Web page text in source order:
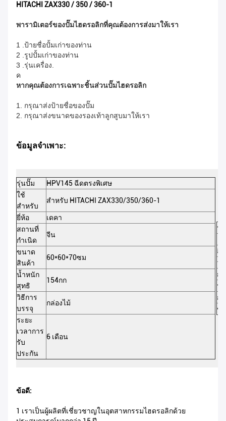
HITACHI ZAX330 / 350 / 360-1
พารามิเตอร์ของปั๊มไฮดรอลิกที่คุณต้องการส่งมาให้เรา
1 .ป้ายชื่อปั้มเก่าของท่าน
2 .รูปปั้มเก่าของท่าน
3 .รุ่นเครื่อง.
ค
หากคุณต้องการเฉพาะชิ้นส่วนปั๊มไฮดรอลิก
1. กรุณาส่งป้ายชื่อของปั๊ม
2. กรุณาส่งขนาดของรองเท้าลูกสูบมาให้เรา
ข้อมูลจำเพาะ:
รุ่นปั๊ม
HPV145 ฉีดตรงพิเศษ
ใช้
สำหรับ
สำหรับ HITACHI ZAX330/350/360-1
ยี่ห้อ
เดคา
สถานที่
กำเนิด
จีน
ขนาด
สินค้า
60*60*70ซม
น้ำหนัก
สุทธิ
154กก
วิธีการ
บรรจุ
กล่องไม้
ระยะ
เวลาการ
รับ
ประกัน
6 เดือน
ห
สี
วั
ก
น้
ก
ขั้
ข้อดี:
1 เราเป็นผู้ผลิตที่เชี่ยวชาญในอุตสาหกรรมไฮดรอลิกด้วย